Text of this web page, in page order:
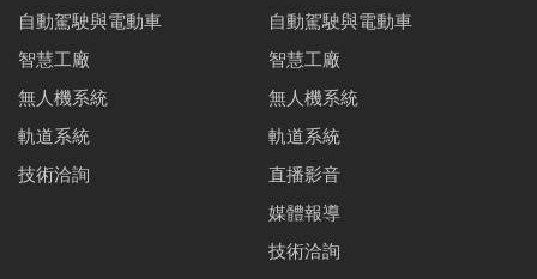
自動駕駛與電動車
智慧工廠
無人機系統
軌道系統
技術洽詢
自動駕駛與電動車
智慧工廠
無人機系統
軌道系統
直播影音
媒體報導
技術洽詢